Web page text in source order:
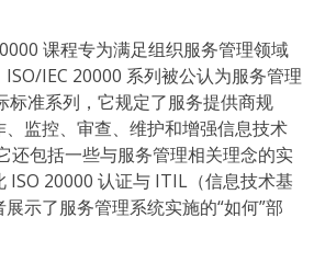
课程专为满足组织服务管理领域
IEC 20000 系列被公认为服务管理
标准系列，它规定了服务提供商规
监控、审查、维护和增强信息技术
还包括一些与服务管理相关理念的实
ISO 20000 认证与 ITIL（信息技术基
示了服务管理系统实施的“如何”部